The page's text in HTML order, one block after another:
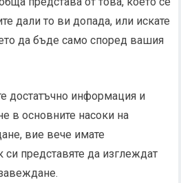
дали то ви допада, или искате
да бъде само според вашия
достатъчно информация и
в основните насоки на
вие вече имате
си представяте да изглеждат